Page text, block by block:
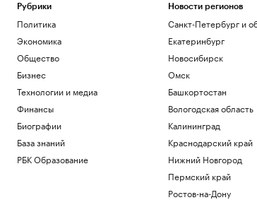
Рубрики
Политика
Экономика
Общество
Бизнес
Технологии и медиа
Финансы
Биографии
База знаний
РБК Образование
Новости регионов
Санкт-Петербург и
Екатеринбург
Новосибирск
Омск
Башкортостан
Вологодская область
Калининград
Краснодарский край
Нижний Новгород
Пермский край
Ростов-на-Дону